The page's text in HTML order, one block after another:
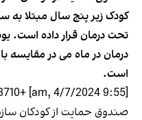
تحت درمان قرار داده است.
است.
[9:55 am, 4/7/2024] +1 (609) 735-8710:
صندوق حمایت از کودکان